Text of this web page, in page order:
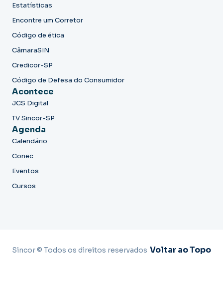
Estatísticas
Encontre um Corretor
Código de ética
CâmaraSIN
Credicor-SP
Código de Defesa do Consumidor
Acontece
JCS Digital
TV Sincor-SP
Agenda
Calendário
Conec
Eventos
Cursos
Sincor © Todos os direitos reservados Voltar ao Topo